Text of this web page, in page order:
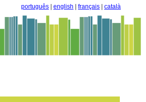
português english français català